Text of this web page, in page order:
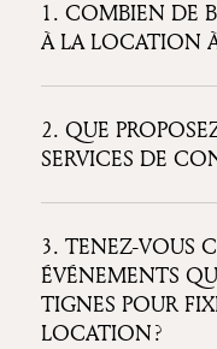
1. COMBIEN DE
À LA LOCATION
2. QUE
SERVICES DE
3. TENEZ-VOUS
ÉVÉNEMENTS
TIGNES POUR
LOCATION ?